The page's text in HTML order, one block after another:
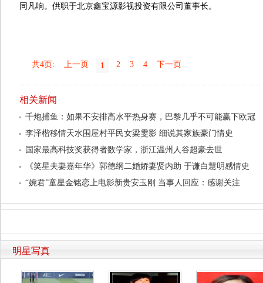
同凡响。供职于北京鑫宝源影视投资有限公司董事长。
共4页: 上一页 1 2 3 4 下一页
相关新闻
千炮捕鱼：如果不安排高水平热身赛，巴黎几乎不可能赢下欧冠
李泽楷移情天水围屋村平民女梁雯影 细说其家族豪门情史
国家最高科技奖获得者数学家，浙江温州人谷超豪去世
《笑星夫妻嘉年华》郭德纲二婚娇妻贤内助 于谦白慧明感情史
“婉君”童星金铭恋上电影新贵安玉刚 当事人回应：感谢关注
明星写真